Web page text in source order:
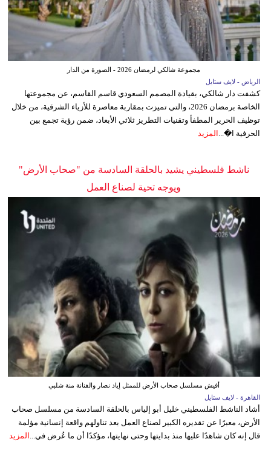
مجموعة شالكي لرمضان 2026 - الصورة من الدار
الرياض - لايف ستايل
كشفت دار شالكي، بقيادة المصمم السعودي قاسم القاسم، عن مجموعتها
الخاصة برمضان 2026، والتي تميزت بمقاربة معاصرة للأزياء الشرقية، من خلال
توظيف الحرير المطفأ وتقنيات التطريز ثلاثي الأبعاد، ضمن رؤية تجمع بين
الحرفية ا�... المزيد
ناشط فلسطيني يشيد بالحلقة السادسة من "صحاب الأرض"
ويوجه تحية لصناع العمل
أفيش مسلسل صحاب الأرض للممثل إياد نصار والفنانة منة شلبي
القاهرة - لايف ستايل
أشاد الناشط الفلسطيني خليل أبو إلياس بالحلقة السادسة من مسلسل صحاب
الأرض، معبرًا عن تقديره الكبير لصناع العمل بعد تناولهم واقعة إنسانية مؤلمة
قال إنه كان شاهدًا عليها منذ بدايتها وحتى نهايتها، مؤكدًا أن ما عُرض في... المزيد